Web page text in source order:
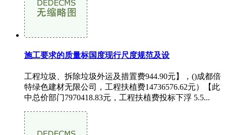
施工要求的质量标国度现行尺度规范及设
工程垃圾、拆除垃圾外运及措置费944.90元】，()成都倍
特绿色建材无限公司，工程扶植费14736576.62元）【此
中总价部门7970418.83元，工程扶植费投标下浮 5.5...